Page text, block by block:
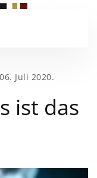
06. Juli 2020.
ist das